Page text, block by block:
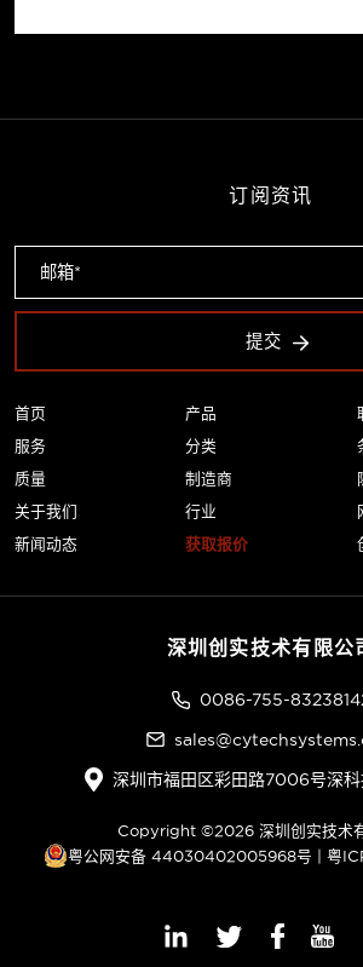
首页
服务
质量
关于我们
新闻动态
产品
分类
制造商
行业
获取报价
订阅资讯
提交
深圳创实技术有限公
0086-755-
深圳市福田区彩田路7006号深科
Copyright ©2026 深圳创实技术
粤公网安备 44030402005968号 | 粤